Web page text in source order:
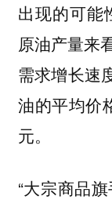
出现的可能
原油产量来
需求增长速
油的平均价
元。
“大宗商品